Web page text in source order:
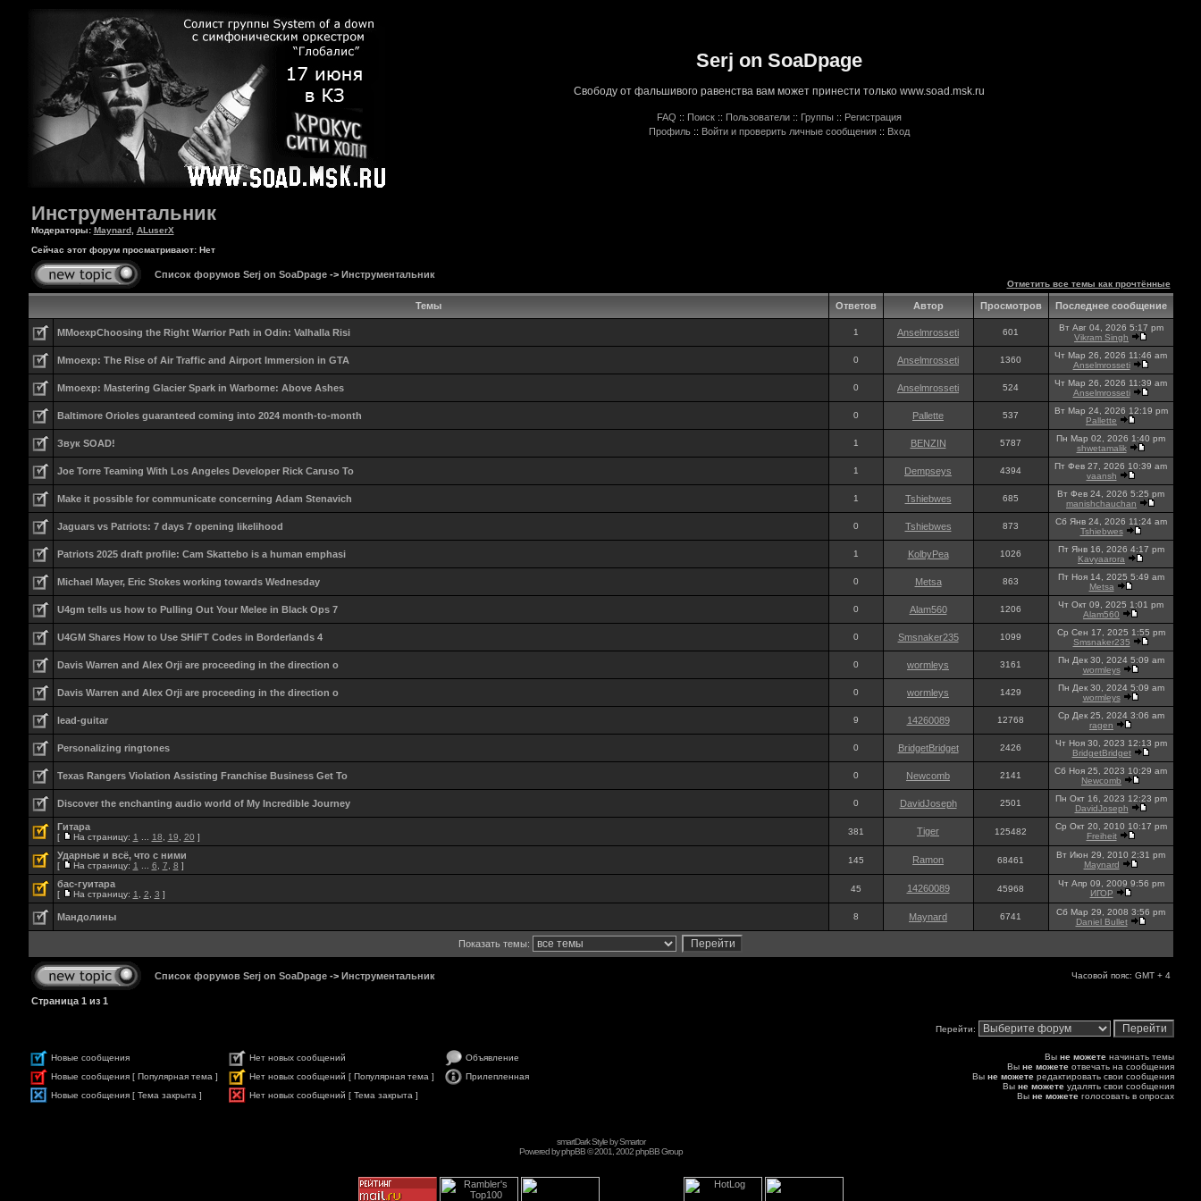
Serj on SoaDpage
Свободу от фальшивого равенства вам может принести только www.soad.msk.ru
FAQ :: Поиск :: Пользователи :: Группы :: Регистрация
Профиль :: Войти и проверить личные сообщения :: Вход
Инструментальник
Модераторы: Maynard, ALuserX
Сейчас этот форум просматривают: Нет
Список форумов Serj on SoaDpage-> Инструментальник
Отметить все темы как прочтённые
Темы Ответов Автор Просмотров Последнее сообщение
MMoexpChoosing the Right Warrior Path in Odin: Valhalla Risi 1 Anselmrosseti 601
Вт Авг 04, 2026 5:17 pm
Vikram Singh
Mmoexp: The Rise of Air Traffic and Airport Immersion in GTA 0 Anselmrosseti 1360
Чт Мар 26, 2026 11:46 am
Anselmrosseti
Mmoexp: Mastering Glacier Spark in Warborne: Above Ashes 0 Anselmrosseti 524
Чт Мар 26, 2026 11:39 am
Anselmrosseti
Baltimore Orioles guaranteed coming into 2024 month-to-month 0 Pallette 537
Вт Мар 24, 2026 12:19 pm
Pallette
Звук SOAD! 1 BENZIN 5787
Пн Мар 02, 2026 1:40 pm
shwetamalik
Joe Torre Teaming With Los Angeles Developer Rick Caruso To 1 Dempseys 4394
Пт Фев 27, 2026 10:39 am
vaansh
Make it possible for communicate concerning Adam Stenavich 1 Tshiebwes 685
Вт Фев 24, 2026 5:25 pm
manishchauchan
Jaguars vs Patriots: 7 days 7 opening likelihood 0 Tshiebwes 873
Сб Янв 24, 2026 11:24 am
Tshiebwes
Patriots 2025 draft profile: Cam Skattebo is a human emphasi 1 KolbyPea 1026
Пт Янв 16, 2026 4:17 pm
Kavyaarora
Michael Mayer, Eric Stokes working towards Wednesday 0 Metsa 863
Пт Ноя 14, 2025 5:49 am
Metsa
U4gm tells us how to Pulling Out Your Melee in Black Ops 7 0 Alam560 1206
Чт Окт 09, 2025 1:01 pm
Alam560
U4GM Shares How to Use SHiFT Codes in Borderlands 4 0 Smsnaker235 1099
Ср Сен 17, 2025 1:55 pm
Smsnaker235
Davis Warren and Alex Orji are proceeding in the direction o 0 wormleys 3161
Пн Дек 30, 2024 5:09 am
wormleys
Davis Warren and Alex Orji are proceeding in the direction o 0 wormleys 1429
Пн Дек 30, 2024 5:09 am
wormleys
lead-guitar 9 14260089 12768
Ср Дек 25, 2024 3:06 am
ragen
Personalizing ringtones 0 BridgetBridget 2426
Чт Ноя 30, 2023 12:13 pm
BridgetBridget
Texas Rangers Violation Assisting Franchise Business Get To 0 Newcomb 2141
Сб Ноя 25, 2023 10:29 am
Newcomb
Discover the enchanting audio world of My Incredible Journey 0 DavidJoseph 2501
Пн Окт 16, 2023 12:23 pm
DavidJoseph
Гитара
[ На страницу: 1 18 19 20 ]
381 Tiger 125482
Ср Окт 20, 2010 10:17 pm
Freiheit
Ударные и всё, что с ними
[ На страницу: 1 6 7 8 ]
145 Ramon 68461
Вт Июн 29, 2010 2:31 pm
Maynard
бас-гуитара
[ На страницу: 1 2 3 ]
45 14260089 45968
Чт Апр 09, 2009 9:56 pm
ИГОР
Мандолины 8 Maynard 6741
Сб Мар 29, 2008 3:56 pm
Daniel Bullet
Показать темы:
Список форумов Serj on SoaDpage-> Инструментальник Часовой пояс: GMT + 4
Страница 1 из 1
Перейти:
Новые сообщения Нет новых сообщений
Объявление
Новые сообщения [ Популярная тема ]
Нет новых сообщений [ Популярная тема ]
Прилепленная
Новые сообщения [ Тема закрыта ]
Нет новых сообщений [ Тема закрыта ]
Вы не можетеначинать темы
Вы не можетеотвечать на сообщения
Вы не можетередактировать свои сообщения
Вы не можетеудалять свои сообщения
Вы не можетеголосовать в опросах
smartDark Style bySmartor
Powered byphpBB© 2001, 2002 phpBB Group